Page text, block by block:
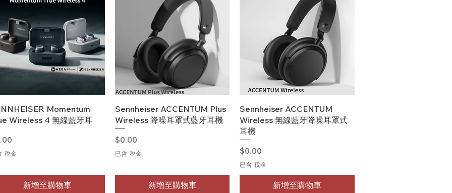
快速瀏覽Momentum
Wireless 4 無線藍牙耳
稅金
新增至購物車
快速瀏覽
Sennheiser ACCENTUM Plus
Wireless 降噪耳罩式藍牙耳機
價格
$0.00
已含 稅金
新增至購物車
快速瀏覽
Sennheiser ACCENTUM
Wireless 無線藍牙降噪耳罩式
耳機
價格
$0.00
已含 稅金
新增至購物車